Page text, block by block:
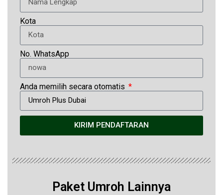
Kota
No. WhatsApp
Anda memilih secara otomatis
KIRIM PENDAFTARAN
Paket Umroh Lainnya